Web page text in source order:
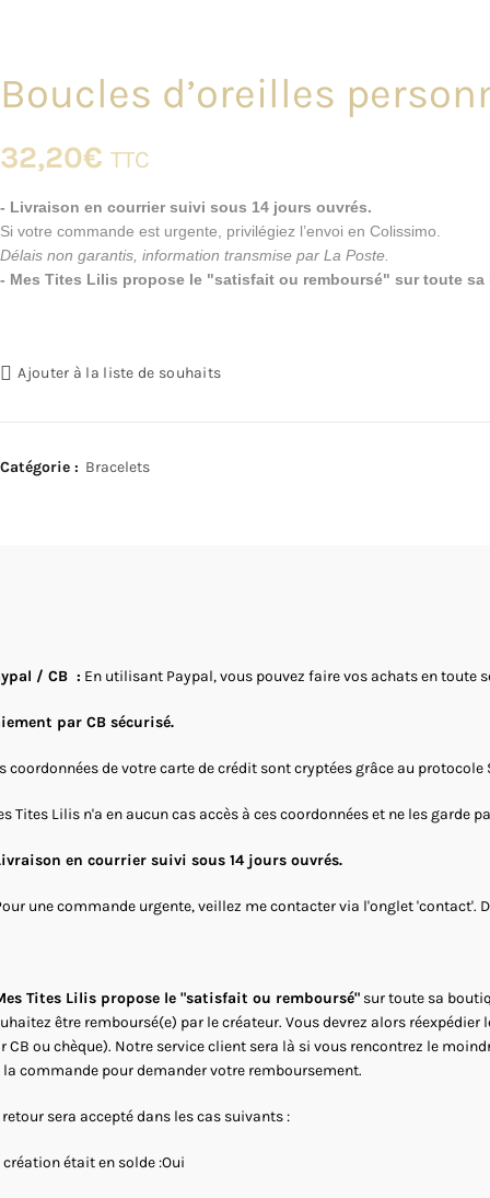
Boucles d’oreilles
32,20€ TTC
- Livraison en courrier suivi sous 14 jours ouvrés.
Si votre commande est urgente, privilégiez l’envoi en Colissimo.
Délais non garantis, information transmise par La Poste.
- Mes Tites Lilis propose le "satisfait ou remboursé" sur toute sa
Ajouter à la liste de souhaits
Catégorie : Bracelets
/ CB : En utilisant Paypal, vous pouvez faire vos achats en
par CB sécurisé.
coordonnées de votre carte de crédit sont cryptées grâce au
Tites Lilis n'a en aucun cas accès à ces coordonnées et ne les
en courrier suivi sous 14 jours ouvrés.
une commande urgente, veillez me contacter via l'onglet
Tites Lilis propose le "satisfait ou remboursé" sur toute sa
être remboursé(e) par le créateur. Vous devrez alors
CB ou chèque). Notre service client sera là si vous rencontrez le
la commande pour demander votre remboursement.
retour sera accepté dans les cas suivants :
création était en solde :Oui